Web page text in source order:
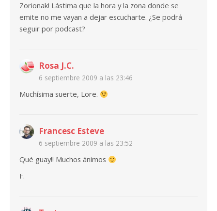
Zorionak! Lástima que la hora y la zona donde se
emite no me vayan a dejar escucharte. ¿Se podrá
seguir por podcast?
Rosa J.C.
6 septiembre 2009 a las 23:46
Muchísima suerte, Lore.
Francesc Esteve
6 septiembre 2009 a las 23:52
Qué guay!! Muchos ánimos
F.